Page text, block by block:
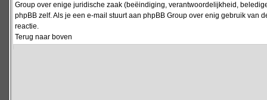
Group over enige juridische zaak (beëindiging, verantwoordelijkheid,
phpBB zelf. Als je een e-mail stuurt aan phpBB Group over enig gebruik
reactie.
Terug naar boven